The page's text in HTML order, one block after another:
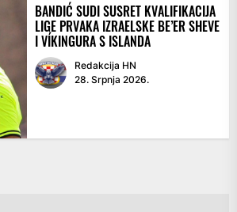
BANDIĆ SUDI SUSRET KVALIFIKACIJA
LIGE PRVAKA IZRAELSKE BE’ER SHEVE
I VÍKINGURA S ISLANDA
Redakcija HN
28. Srpnja 2026.